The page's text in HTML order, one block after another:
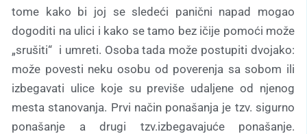
tome kako bi joj se sledeći panični napad mogao
dogoditi na ulici i kako se tamo bez ičije pomoći može
„srušiti“ i umreti. Osoba tada može postupiti dvojako:
može povesti neku osobu od poverenja sa sobom ili
izbegavati ulice koje su previše udaljene od njenog
mesta stanovanja. Prvi način ponašanja je tzv. sigurno
ponašanje a drugi tzv.izbegavajuće ponašanje.